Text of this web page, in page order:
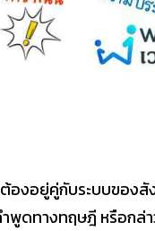
งอยู่คู่กับระบบของสั
พูดทางทฤษฎี หรือกล่